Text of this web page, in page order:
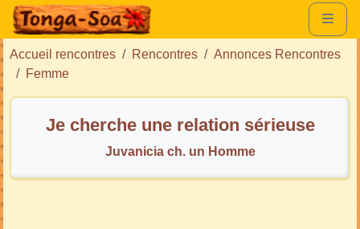
Accueil rencontres Rencontres
Annonces Rencontres
Femme
Je cherche une relation sérieuse
Juvanicia ch. un Homme